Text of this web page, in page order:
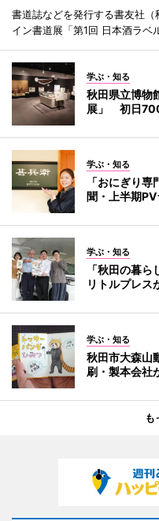
書道誌などを発行する書友社
イン書道展「第1回 日本酒ラベ
学ぶ・知る
秋田県立博物
展」 初日
学ぶ・知る
「おにぎり
聞・上半期
学ぶ・知る
「秋田の暮
リトルプレス
学ぶ・知る
秋田市大森山
刷・製本会社
も